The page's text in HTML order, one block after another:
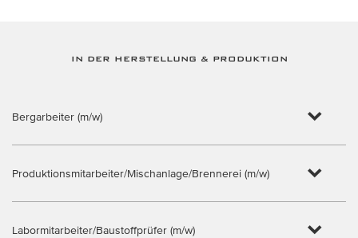
IN DER HERSTELLUNG & PRODUKTION
Bergarbeiter (m/w)
Produktionsmitarbeiter/Mischanlage/Brennerei (m/w)
Labormitarbeiter/Baustoffprüfer (m/w)